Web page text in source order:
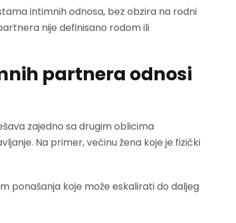
intimnih odnosa, bez obzira na rodni
nije definisano rodom ili
partnera odnosi
zajedno sa drugim oblicima
Na primer, većinu žena koje je fizički
ponašanja koje može eskalirati do daljeg